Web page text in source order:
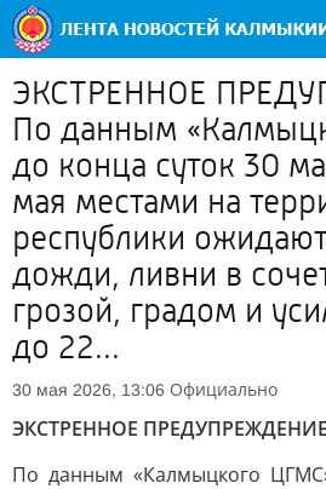
ЭКСТРЕННОЕ
По данным
до конца суток 30
мая местами на
республики
дожди, ливни в
грозой, градом и
до 22...
30 мая 2026, 13:06 Официально
ЭКСТРЕННОЕ ПРЕДУПРЕЖДЕНИЕ
По данным «Калмыцкого